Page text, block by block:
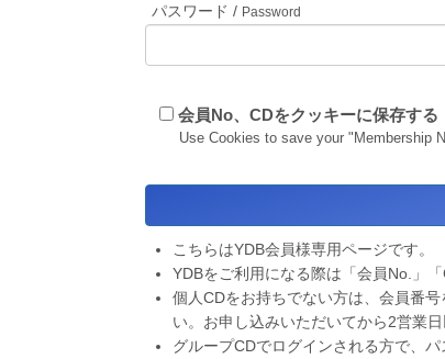
パスワード / Password
会員No、CDをクッキーに保存する
Use Cookies to save your "Membership
こちらはYDB会員様専用ページです。
YDBをご利用になる際は「会員No.」「
個人CDをお持ちでない方は、会員番
い。お申し込みいただいてから2営業
グループCDでログインされる方で、